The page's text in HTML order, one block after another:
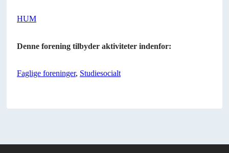
HUM
Denne forening tilbyder aktiviteter indenfor:
Faglige foreninger, Studiesocialt